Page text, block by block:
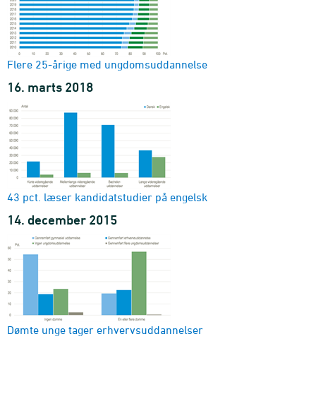
2005-2025
Flere 25-årige med ungdomsuddannelse
16. marts 2018
43 pct. læser kandidatstudier på engelsk
14. december 2015
Dømte unge tager erhvervsuddannelser